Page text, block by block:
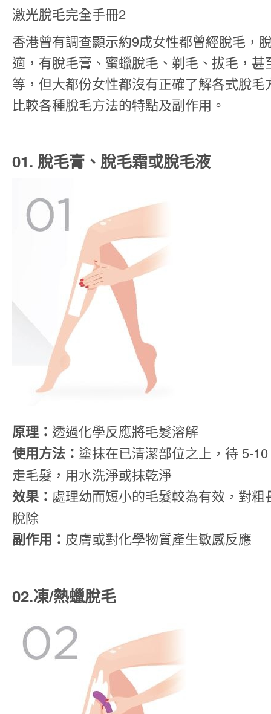
於
激光脫毛完全手冊2
香港曾有調查顯示約9成女性都曾經脫毛，
適，有脫毛膏、蜜蠟脫毛、剃毛、拔毛，甚
等，但大都份女性都沒有正確了解各式脫毛
比較各種脫毛方法的特點及副作用。
01. 脫毛膏、脫毛霜或脫毛液
原理： 透過化學反應將毛髮溶解
使用方法： 塗抹在已清潔部位之上，待 5-
走毛髮，用水洗淨或抹乾淨
效果： 處理幼而短小的毛髮較為有效，對
脫除
副作用： 皮膚或對化學物質產生敏感反應
02.凍/熱蠟脫毛